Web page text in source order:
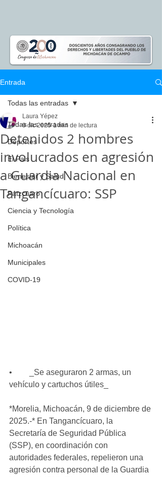
Entrada
Todas las entradas
Deportes
El Pais
Bienestar y Salud
Pátzcuaro
Ciencia y Tecnología
Política
Michoacán
Municipales
COVID-19
Todas las entradas
Detenidos 2 hombres
involucrados en agresión
a Guardia Nacional en
Tangancícuaro: SSP
Laura Yépez
9 dic 2025 1 min de lectura
•	_Se aseguraron 2 armas, un
vehículo y cartuchos útiles_
*Morelia, Michoacán, 9 de diciembre de
2025.-* En Tangancícuaro, la
Secretaría de Seguridad Pública
(SSP), en coordinación con
autoridades federales, repelieron una
agresión contra personal de la Guardia